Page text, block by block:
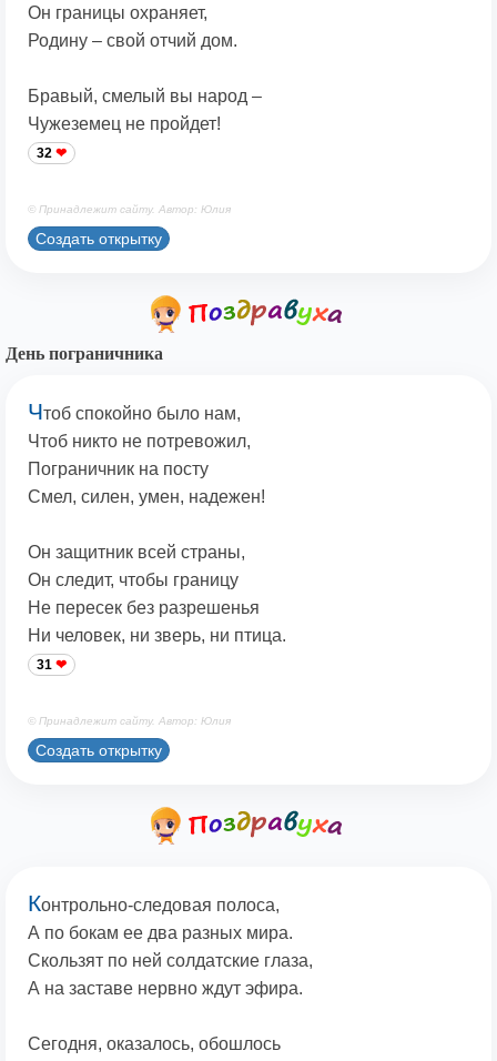
Он границы охраняет,
Родину – свой отчий дом.
Бравый, смелый вы народ –
Чужеземец не пройдет!
32
© Принадлежит сайту. Автор: Юлия
Создать открытку
День пограничника
Чтоб спокойно было нам,
Чтоб никто не потревожил,
Пограничник на посту
Смел, силен, умен, надежен!
Он защитник всей страны,
Он следит, чтобы границу
Не пересек без разрешенья
Ни человек, ни зверь, ни птица.
31
© Принадлежит сайту. Автор: Юлия
Создать открытку
Контрольно-следовая полоса,
А по бокам ее два разных мира.
Скользят по ней солдатские глаза,
А на заставе нервно ждут эфира.
Сегодня, оказалось, обошлось